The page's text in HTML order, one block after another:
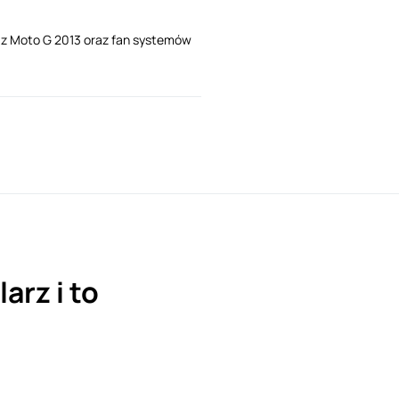
Moto G 2013 oraz fan systemów
i to